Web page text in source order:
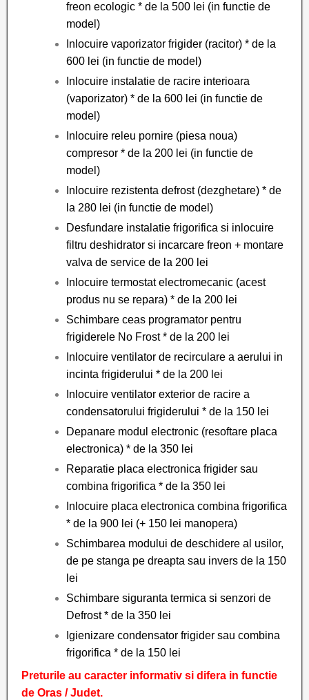
freon ecologic * de la 500 lei (in functie de
model)
Inlocuire vaporizator frigider (racitor) * de la
600 lei (in functie de model)
Inlocuire instalatie de racire interioara
(vaporizator) * de la 600 lei (in functie de
model)
Inlocuire releu pornire (piesa noua)
compresor * de la 200 lei (in functie de
model)
Inlocuire rezistenta defrost (dezghetare) * de
la 280 lei (in functie de model)
Desfundare instalatie frigorifica si inlocuire
filtru deshidrator si incarcare freon + montare
valva de service de la 200 lei
Inlocuire termostat electromecanic (acest
produs nu se repara) * de la 200 lei
Schimbare ceas programator pentru
frigiderele No Frost * de la 200 lei
Inlocuire ventilator de recirculare a aerului in
incinta frigiderului * de la 200 lei
Inlocuire ventilator exterior de racire a
condensatorului frigiderului * de la 150 lei
Depanare modul electronic (resoftare placa
electronica) * de la 350 lei
Reparatie placa electronica frigider sau
combina frigorifica * de la 350 lei
Inlocuire placa electronica combina frigorifica
* de la 900 lei (+ 150 lei manopera)
Schimbarea modului de deschidere al usilor,
de pe stanga pe dreapta sau invers de la 150
lei
Schimbare siguranta termica si senzori de
Defrost * de la 350 lei
Igienizare condensator frigider sau combina
frigorifica * de la 150 lei
Preturile au caracter informativ si difera in functie
de Oras / Judet.